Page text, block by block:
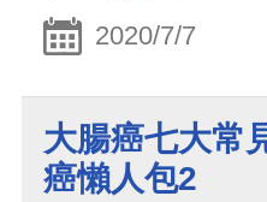
2020/7/7
大腸癌七大常
癌懶人包2